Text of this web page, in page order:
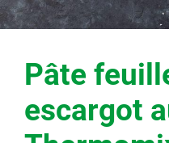
Pâte
escargot